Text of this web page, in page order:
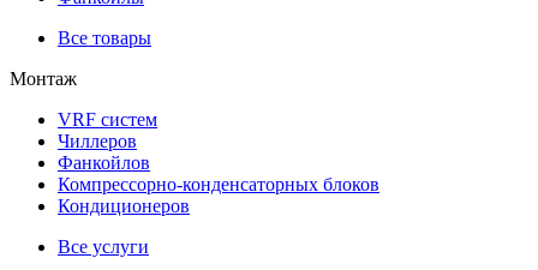
Все товары
Монтаж
VRF систем
Чиллеров
Фанкойлов
Компрессорно-конденсаторных блоков
Кондиционеров
Все услуги